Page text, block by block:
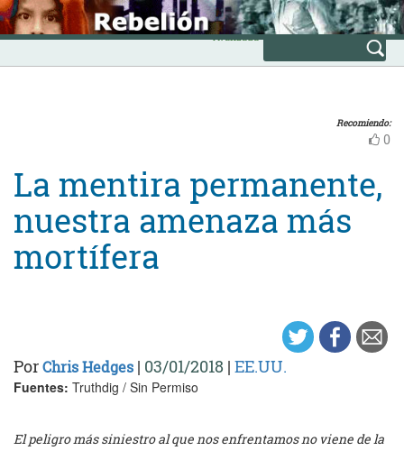
Skip
to
content
INICIO
Avanzada
Recomiendo:
0
La mentira permanente,
nuestra amenaza más
mortífera
PorChris Hedges | 03/01/2018 | EE.UU.
Fuentes: Truthdig / Sin Permiso
El peligro más siniestro al que nos enfrentamos no viene de la